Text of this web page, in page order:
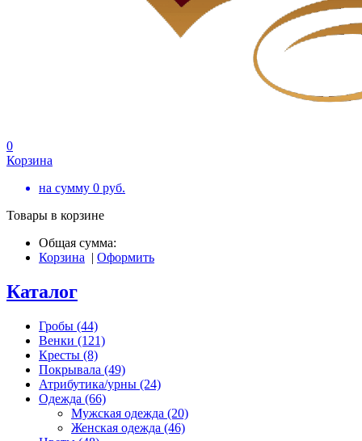
0
Корзина
на сумму 0 руб.
Товары в корзине
Общая сумма:
Корзина | Оформить
Каталог
Гробы (44)
Венки (121)
Кресты (8)
Покрывала (49)
Атрибутика/урны (24)
Одежда (66)
Мужская одежда (20)
Женская одежда (46)